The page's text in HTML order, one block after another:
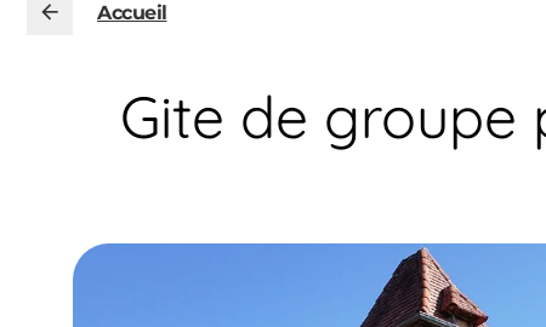
Accueil
Gite de groupe